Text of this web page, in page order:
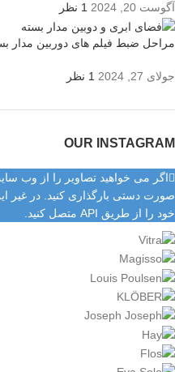
آگوست 20, 2024 1 نظر
مراحل ضبط فیلم های دوربین مدار
جولای 27, 2024 1 نظر
OUR INSTAGRAM
اگر می خواهید تصاویر را از وب
صورت دستی بارگذاری کنید. در غیر
خود را از طریق API متصل کنید.